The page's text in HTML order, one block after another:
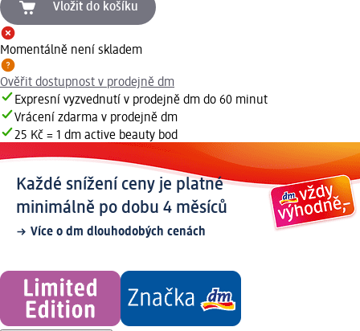
Vložit do košíku
Momentálně není skladem
Ověřit dostupnost v prodejně dm
Expresní vyzvednutí v prodejně dm do 60 minut
Vrácení zdarma v prodejně dm
25 Kč = 1 dm active beauty bod
Každé snížení ceny je platné
minimálně po dobu 4 měsíců
Více o dm dlouhodobých cenách